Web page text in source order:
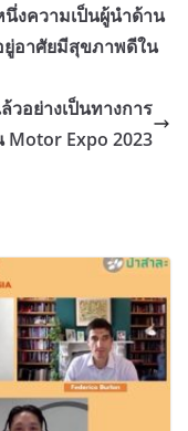
งความเป็นผู้นำด้าน
อาศัยมีสุขภาพดีใน
วอย่างเป็นทางการ
Motor Expo 2023